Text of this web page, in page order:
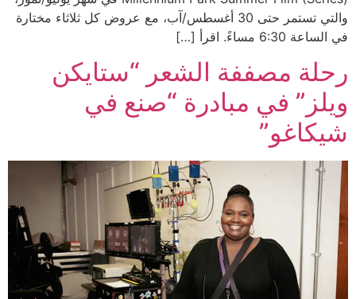
والتي تستمر حتى 30 أغسطس/آب، مع عروض كل ثلاثاء مختارة
في الساعة 6:30 مساءً. اقرأ […]
رحلة مصففة الشعر “ستايكن
ويلز” في مبادرة “صنع في
شيكاغو”